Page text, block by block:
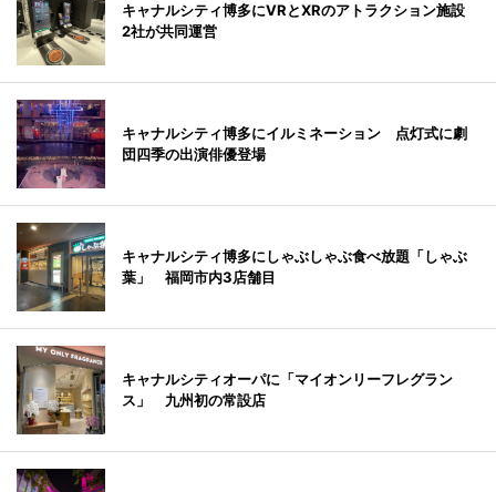
キャナルシティ博多にVRとXRのアトラクション施設
2社が共同運営
キャナルシティ博多にイルミネーション 点灯式に劇
団四季の出演俳優登場
キャナルシティ博多にしゃぶしゃぶ食べ放題「しゃぶ
葉」 福岡市内3店舗目
キャナルシティオーパに「マイオンリーフレグラン
ス」 九州初の常設店